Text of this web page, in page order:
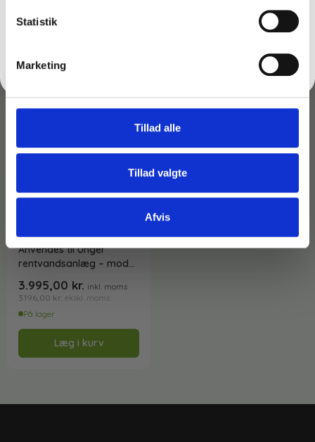
Statistik
Marketing
Tillad alle
Tillad valgte
Afvis
Du kunne også være interesseret i…
Kørevogn m/hjul –
Anvendes til Unger
rentvandsanlæg – model
3.995,00 kr. inkl. moms
3.196,00 kr. ekskl. moms
På lager
Læg i kurv